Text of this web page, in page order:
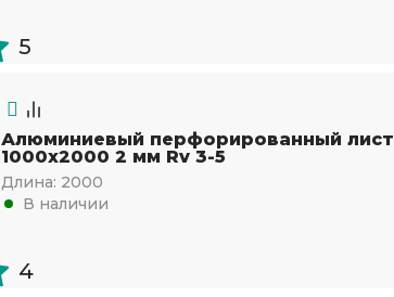
5
Алюминиевый перфорированный лист
1000х2000 2 мм Rv 3-5
Длина: 2000
В наличии
4